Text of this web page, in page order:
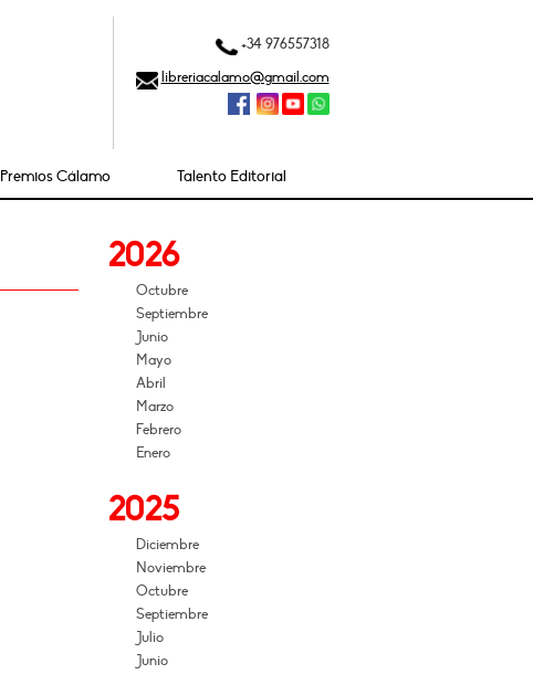
+34 976557318
libreriacalamo@gmail.com
Premios Cálamo Talento Editorial
2026
Octubre
Septiembre
Junio
Mayo
Abril
Marzo
Febrero
Enero
2025
Diciembre
Noviembre
Octubre
Septiembre
Julio
Junio